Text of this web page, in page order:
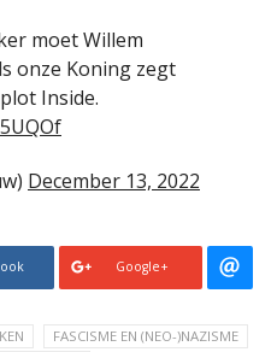
moet Willem
onze Koning zegt
Inside.
December 13, 2022
Google+
FASCISME EN (NEO-)NAZISME